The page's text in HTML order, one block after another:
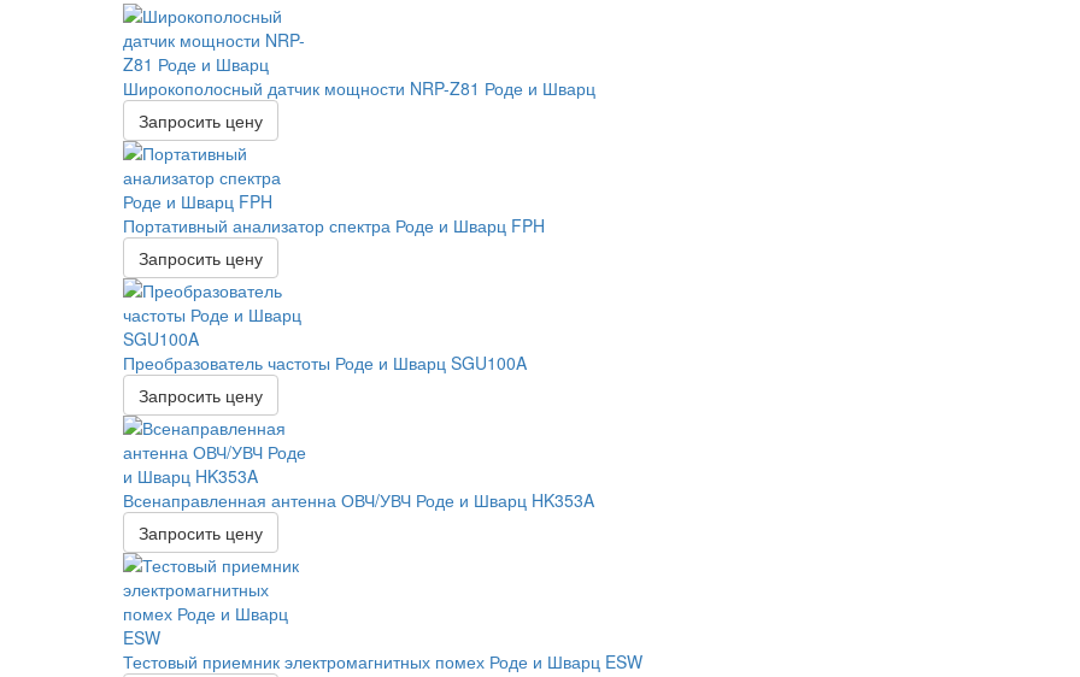
Широкополосный датчик мощности NRP-Z81 Роде и Шварц
Запросить цену
Портативный анализатор спектра Роде и Шварц FPH
Запросить цену
Преобразователь частоты Роде и Шварц SGU100A
Запросить цену
Всенаправленная антенна ОВЧ/УВЧ Роде и Шварц HK353A
Запросить цену
Тестовый приемник электромагнитных помех Роде и Шварц ESW